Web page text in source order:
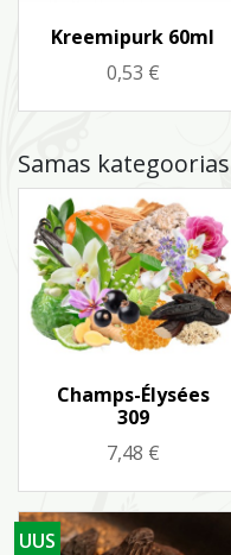
Kiirvaade
Kreemipurk 60ml
Hind
0,53 €
Samas
Kiirvaade
Champs-Élysées
309
Hind
7,48 €
UUS